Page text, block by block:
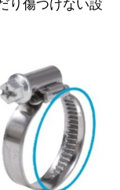
り傷つけない設